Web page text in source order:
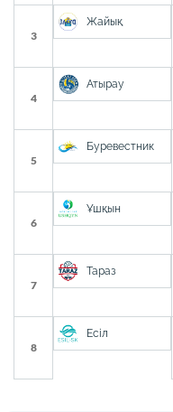
3
Жайық
4
Атырау
5
Буревестник
6
Ұшқын
7
Тараз
8
Есіл